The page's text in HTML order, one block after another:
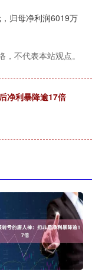
归母净利润6019万
不代表本站观点。
净利暴降逾17倍